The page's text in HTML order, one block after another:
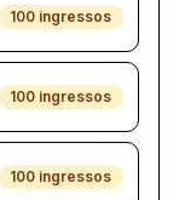
100 ingressos
100 ingressos
100 ingressos